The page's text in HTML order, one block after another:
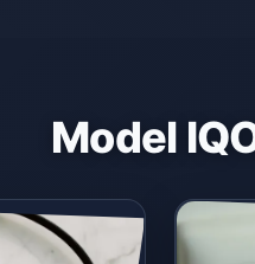
Model